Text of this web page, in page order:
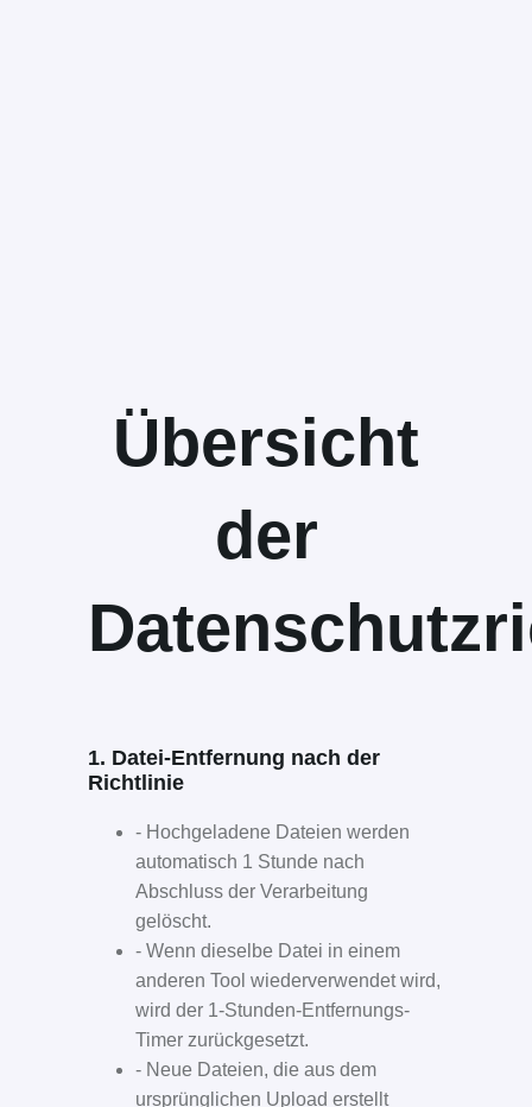
Übersicht
der
1. Datei-Entfernung nach der
Richtlinie
- Hochgeladene Dateien werden
automatisch 1 Stunde nach
Abschluss der Verarbeitung
gelöscht.
- Wenn dieselbe Datei in einem
anderen Tool wiederverwendet wird,
wird der 1-Stunden-Entfernungs-
Timer zurückgesetzt.
- Neue Dateien, die aus dem
ursprünglichen Upload erstellt